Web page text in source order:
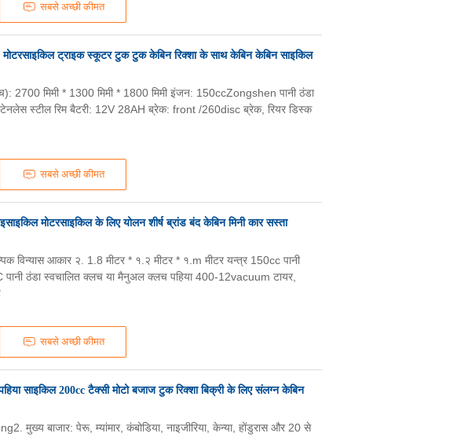
सबसे अच्छी कीमत
ट्राइक स्कूटर टुक टुक केबिन रिक्शा के साथ केबिन केबिन साइकिल
सबसे अच्छी कीमत
2700 मिमी * 1300 मिमी * 1800 मिमी इंजन: 150ccZongshen पानी ठंडा
स्टील रिम बैटरी: 12V 28AH ब्रेक: front /260disc ब्रेक, रियर डिस्क
मोटरसाइकिल के लिए योलन शीर्ष ब्रांड बंद केबिन मिनी कार सस्ता
सबसे अच्छी कीमत
विन्यास आकार २. 1.8 मीटर * १.२ मीटर * १.m मीटर यन्त्र 150cc पानी
ठंडा स्वचालित क्लच या मैनुअल क्लच पहिया 400-12vacuum टायर,
साइकिल 200cc टैक्सी मोटो बजाज टुक रिक्शा बिक्री के लिए संलग्न केबिन
मुख्य बाजार: पेरू, म्यांमार, कंबोडिया, नाइजीरिया, केन्या, होंडुरास और 20 से